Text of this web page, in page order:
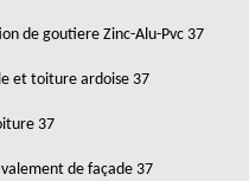
de goutiere Zinc-Alu-Pvc 37
et toiture ardoise 37
37
de façade 37